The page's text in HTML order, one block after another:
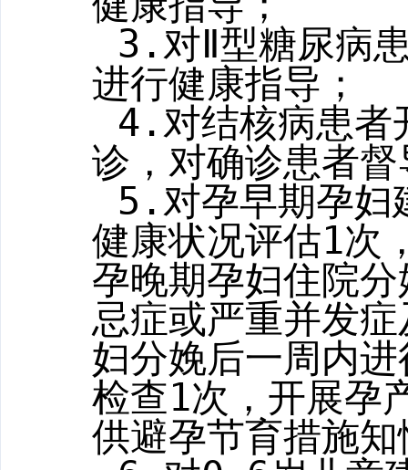
3. 对Ⅱ型糖尿病
进行健康指导；
4. 对结核病患者
诊，对确诊患者
5. 对孕早期孕妇
健康状况评估1次
孕晚期孕妇住院分
忌症或严重并发
妇分娩后一周内
检查1次， 开展孕
供避孕节育措施